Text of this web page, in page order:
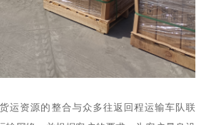
运资源的整合与众多往返回程运输车队联